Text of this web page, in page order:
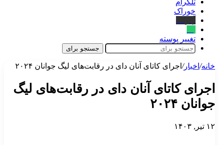
تلگرام
خوراک
تغییر پوسته
جستجو برای
خانه/ اخبار/ اجرای کاتای آنان دای در رقابت‌های لیگ جوانان ۲۰۲۴
اجرای کاتای آنان دای در رقابت‌های لیگ
جوانان ۲۰۲۴
۱۲ تیر, ۱۴۰۳